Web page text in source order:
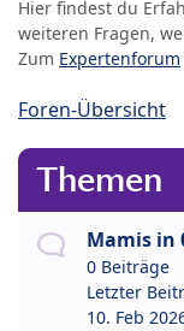
Hier findest du
weiteren Fragen,
Zum Expertenforum
Foren-Übersicht
Themen
Mamis in
0 Beiträge
Letzter
10. Feb